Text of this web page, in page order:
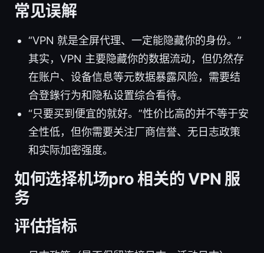
常见误解
“VPN 就是全屏代理、一定能隐藏你的身份。”
其实，VPN 主要隐藏你的数据流动，但仍然存
在账户、设备信息等元数据暴露风险，需要结
合登錄行为和隐私设置综合看待。
“只要买到便宜的就好。”性价比高的并不等于安
全性低，但你需要关注厂商信誉、无日志政策
和实际加密强度。
如何选择机场pro 相关的 VPN 服
务
评估指标